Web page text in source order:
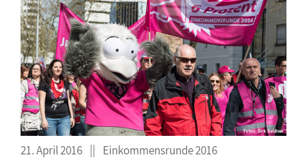
21. April 2016 Einkommensrunde 2016